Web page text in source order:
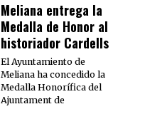
Meliana entrega la
Medalla de Honor al
historiador Cardells
El Ayuntamiento de
Meliana ha concedido la
Medalla Honorífica del
Ajuntament de